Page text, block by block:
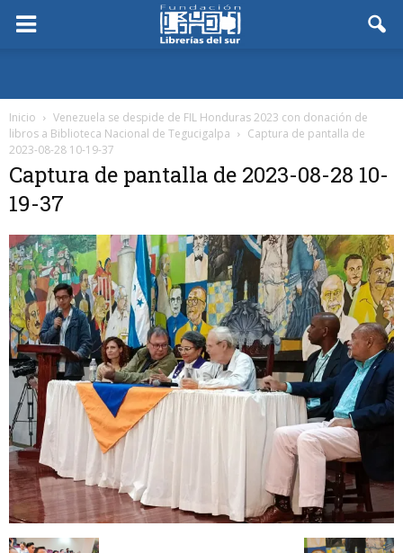
Inicio
Venezuela se despide de FIL Honduras 2023 con donación de
libros a Biblioteca Nacional de Tegucigalpa
Captura de pantalla de
2023-08-28 10-19-37
Captura de pantalla de 2023-08-28 10-
19-37